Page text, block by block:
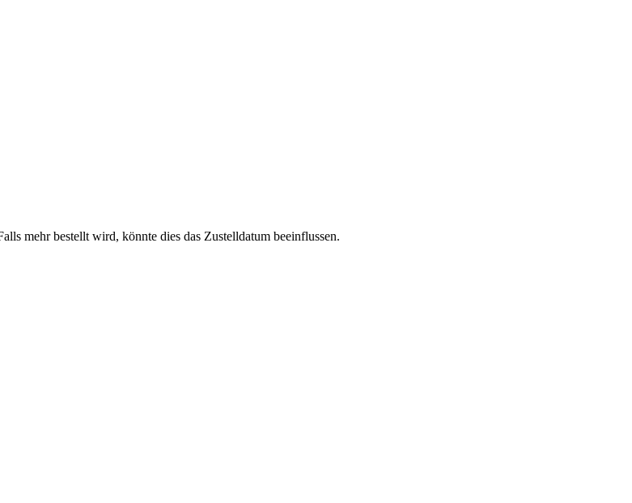
mehr bestellt wird, könnte dies das Zustelldatum beeinflussen.